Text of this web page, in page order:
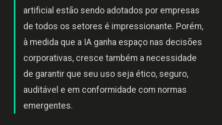
artificial estão sendo adotados por empresas
de todos os setores é impressionante. Porém,
à medida que a IA ganha espaço nas decisões
corporativas, cresce também a necessidade
de garantir que seu uso seja ético, seguro,
auditável e em conformidade com normas
emergentes.